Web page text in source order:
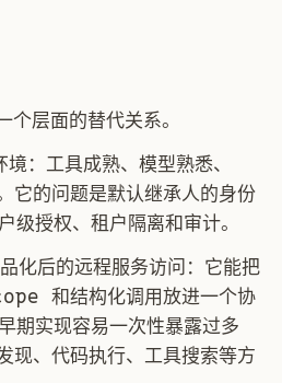
层面的替代关系。
：工具成熟、模型熟悉、
的问题是默认继承人的身份
级授权、租户隔离和审计。
后的远程服务访问：它能把
和结构化调用放进一个协
期实现容易一次性暴露过多
现、代码执行、工具搜索等方